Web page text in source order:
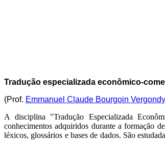
Tradução especializada econômico-
(Prof. Emmanuel Claude Bourgoin
A disciplina "Tradução Especializada
conhecimentos adquiridos durante a formação
léxicos, glossários e bases de dados. São